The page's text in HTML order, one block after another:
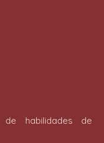
habilidades de